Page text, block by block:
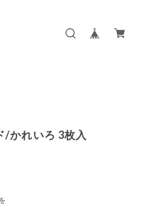
かれいろ 3枚入